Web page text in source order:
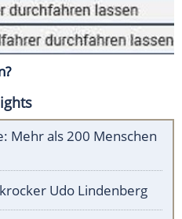
Mehr als 200 Menschen
Udo Lindenberg